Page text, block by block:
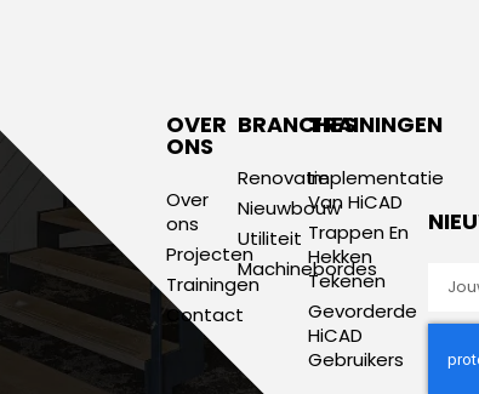
OVER
ONS
Over
ons
Projecten
Trainingen
Contact
BRANCHES
Renovatie
Nieuwbouw
Utiliteit
Machinebordes
TRAININGEN
Implementatie
Van HiCAD
Trappen En
Hekken
Tekenen
Gevorderde
HiCAD
Gebruikers